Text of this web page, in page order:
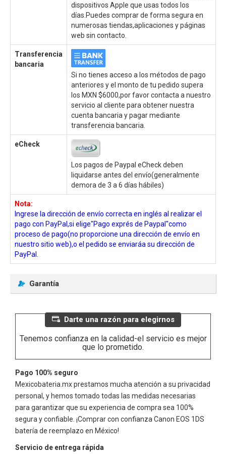
dispositivos Apple que usas todos los
días.Puedes comprar de forma segura en
numerosas tiendas,aplicaciones y páginas
web sin contacto.
Transferencia
bancaria
Si no tienes acceso a los métodos de pago
anteriores y el monto de tu pedido supera
los MXN $6000,por favor contacta a nuestro
servicio al cliente para obtener nuestra
cuenta bancaria y pagar mediante
transferencia bancaria.
eCheck
Los pagos de Paypal eCheck deben
liquidarse antes del envío(generalmente
demora de 3 a 6 días hábiles)
Nota:
Ingrese la dirección de envío correcta en inglés al realizar el
pago con PayPal,si elige"Pago exprés de Paypal"como
proceso de pago(no proporcione una dirección de envío en
nuestro sitio web),o el pedido se enviaráa su dirección de
PayPal.
Garantía
Darte una razón para elegirnos
Tenemos confianza en la calidad-el servicio es mejor
que lo prometido.
Pago 100% seguro
Mexicobateria.mx prestamos mucha atención a su privacidad
personal, y hemos tomado todas las medidas necesarias
para garantizar que su experiencia de compra sea 100%
segura y confiable. ¡Comprar con confianza Canon EOS 1DS
batería de reemplazo en México!
Servicio de entrega rápida